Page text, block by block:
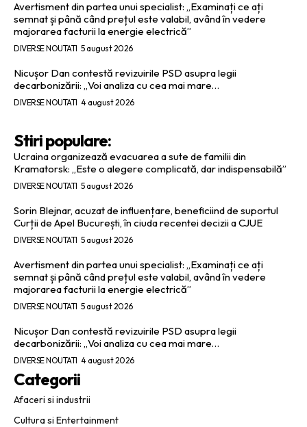
Avertisment din partea unui specialist: „Examinați ce ați
semnat și până când prețul este valabil, având în vedere
majorarea facturii la energie electrică”
DIVERSE NOUTATI 5 august 2026
Nicușor Dan contestă revizuirile PSD asupra legii
decarbonizării: „Voi analiza cu cea mai mare…
DIVERSE NOUTATI 4 august 2026
Stiri populare:
Ucraina organizează evacuarea a sute de familii din
Kramatorsk: „Este o alegere complicată, dar indispensabilă”
DIVERSE NOUTATI 5 august 2026
Sorin Blejnar, acuzat de influențare, beneficiind de suportul
Curții de Apel București, în ciuda recentei decizii a CJUE
DIVERSE NOUTATI 5 august 2026
Avertisment din partea unui specialist: „Examinați ce ați
semnat și până când prețul este valabil, având în vedere
majorarea facturii la energie electrică”
DIVERSE NOUTATI 5 august 2026
Nicușor Dan contestă revizuirile PSD asupra legii
decarbonizării: „Voi analiza cu cea mai mare…
DIVERSE NOUTATI 4 august 2026
Categorii
Afaceri si industrii
Cultura si Entertainment